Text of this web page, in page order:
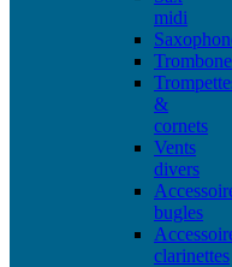
midi
&
cornets
Vents
divers
bugles
clarinettes